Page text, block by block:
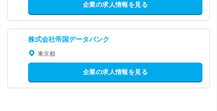
企業の求人情報を見る
株式会社帝国データバンク
東京都
企業の求人情報を見る